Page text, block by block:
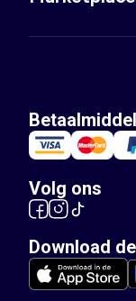
Volg ons
Download